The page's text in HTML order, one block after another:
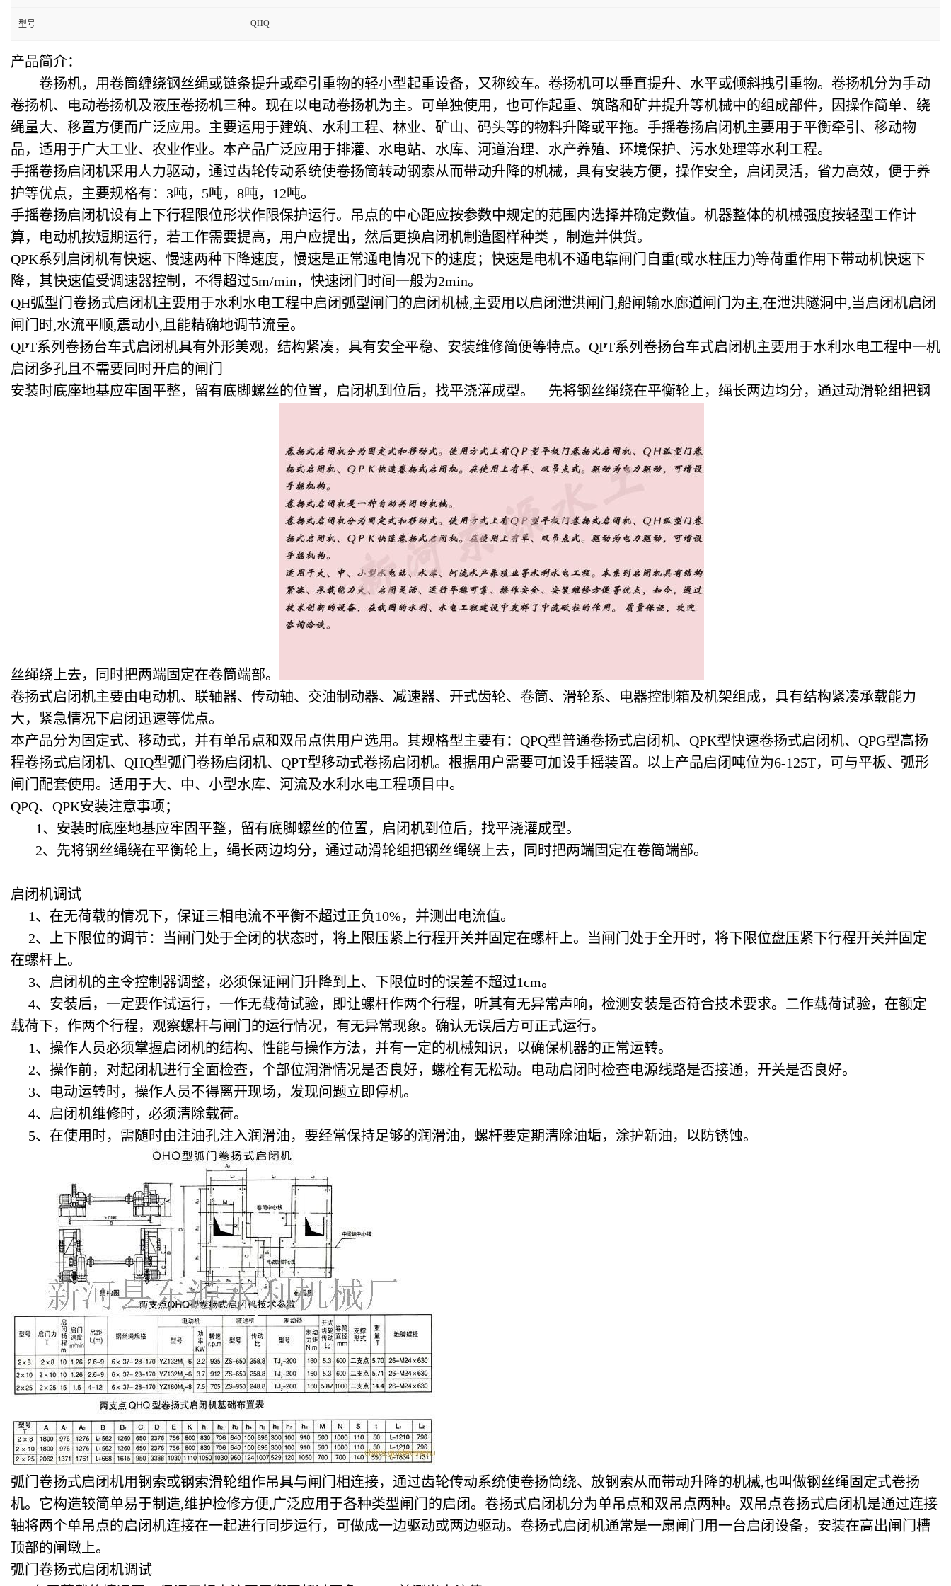
型号 QHQ
产品简介：
卷扬机，用卷筒缠绕钢丝绳或链条提升或牵引重物的轻小型起重设备，又称绞车。卷扬机可以垂直提升、水平或倾斜拽引重物。卷扬机分为手动
卷扬机、电动卷扬机及液压卷扬机三种。现在以电动卷扬机为主。可单独使用，也可作起重、筑路和矿井提升等机械中的组成部件，因操作简单、绕
绳量大、移置方便而广泛应用。主要运用于建筑、水利工程、林业、矿山、码头等的物料升降或平拖。 手摇卷扬启闭机主要用于平衡牵引、移动物
品，适用于广大工业、农业作业。本产品广泛应用于排灌、水电站、水库、河道治理、水产养殖、环境保护、污水处理等水利工程。
手摇卷扬启闭机采用人力驱动，通过齿轮传动系统使卷扬筒转动钢索从而带动升降的机械，具有安装方便，操作安全，启闭灵活，省力高效，便于养
护等优点，主要规格有：3吨，5吨，8吨，12吨。
手摇卷扬启闭机设有上下行程限位形状作限保护运行。吊点的中心距应按参数中规定的范围内选择并确定数值。机器整体的机械强度按轻型工作计
算，电动机按短期运行，若工作需要提高，用户应提出，然后更换启闭机制造图样种类 ，制造并供货。
QPK系列启闭机有快速、慢速两种下降速度，慢速是正常通电情况下的速度；快速是电机不通电靠闸门自重(或水柱压力)等荷重作用下带动机快速下
降，其快速值受调速器控制，不得超过5m/min，快速闭门时间一般为2min。
QH弧型门卷扬式启闭机主要用于水利水电工程中启闭弧型闸门的启闭机械,主要用以启闭泄洪闸门,船闸输水廊道闸门为主,在泄洪隧洞中,当启闭机启闭
闸门时,水流平顺,震动小,且能精确地调节流量。
QPT系列卷扬台车式启闭机具有外形美观，结构紧凑，具有安全平稳、安装维修简便等特点。QPT系列卷扬台车式启闭机主要用于水利水电工程中一机
启闭多孔且不需要同时开启的闸门
安装时底座地基应牢固平整，留有底脚螺丝的位置，启闭机到位后，找平浇灌成型。 先将钢丝绳绕在平衡轮上，绳长两边均分，通过动滑轮组把钢
丝绳绕上去，同时把两端固定在卷筒端部。
卷扬式启闭机主要由电动机、联轴器、传动轴、交油制动器、减速器、开式齿轮、卷筒、滑轮系、电器控制箱及机架组成，具有结构紧凑承载能力
大，紧急情况下启闭迅速等优点。
本产品分为固定式、移动式，并有单吊点和双吊点供用户选用。其规格型主要有：QPQ型普通卷扬式启闭机、QPK型快速卷扬式启闭机、QPG型高扬
程卷扬式启闭机、QHQ型弧门卷扬启闭机、QPT型移动式卷扬启闭机。根据用户需要可加设手摇装置。以上产品启闭吨位为6-125T，可与平板、弧形
闸门配套使用。适用于大、中、小型水库、河流及水利水电工程项目中。
QPQ、QPK安装注意事项；
1、安装时底座地基应牢固平整，留有底脚螺丝的位置，启闭机到位后，找平浇灌成型。
2、先将钢丝绳绕在平衡轮上，绳长两边均分，通过动滑轮组把钢丝绳绕上去，同时把两端固定在卷筒端部。
启闭机调试
1、在无荷载的情况下，保证三相电流不平衡不超过正负10%，并测出电流值。
2、上下限位的调节：当闸门处于全闭的状态时，将上限压紧上行程开关并固定在螺杆上。当闸门处于全开时，将下限位盘压紧下行程开关并固定
在螺杆上。
3、启闭机的主令控制器调整，必须保证闸门升降到上、下限位时的误差不超过1cm。
4、安装后，一定要作试运行，一作无载荷试验，即让螺杆作两个行程，听其有无异常声响，检测安装是否符合技术要求。二作载荷试验，在额定
载荷下，作两个行程，观察螺杆与闸门的运行情况，有无异常现象。确认无误后方可正式运行。
1、操作人员必须掌握启闭机的结构、性能与操作方法，并有一定的机械知识，以确保机器的正常运转。
2、操作前，对起闭机进行全面检查，个部位润滑情况是否良好，螺栓有无松动。电动启闭时检查电源线路是否接通，开关是否良好。
3、电动运转时，操作人员不得离开现场，发现问题立即停机。
4、启闭机维修时，必须清除载荷。
5、在使用时，需随时由注油孔注入润滑油，要经常保持足够的润滑油，螺杆要定期清除油垢，涂护新油，以防锈蚀。
弧门卷扬式启闭机用钢索或钢索滑轮组作吊具与闸门相连接，通过齿轮传动系统使卷扬筒绕、放钢索从而带动升降的机械,也叫做钢丝绳固定式卷扬
机。它构造较简单易于制造,维护检修方便,广泛应用于各种类型闸门的启闭。卷扬式启闭机分为单吊点和双吊点两种。双吊点卷扬式启闭机是通过连接
轴将两个单吊点的启闭机连接在一起进行同步运行，可做成一边驱动或两边驱动。卷扬式启闭机通常是一扇闸门用一台启闭设备，安装在高出闸门槽
顶部的闸墩上。
弧门卷扬式启闭机调试